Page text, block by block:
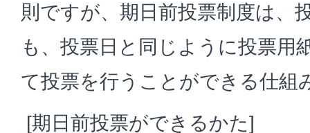
則ですが、期日前投票制度は、
も、投票日と同じように投票用
て投票を行うことができる仕組
[期日前投票ができるかた]